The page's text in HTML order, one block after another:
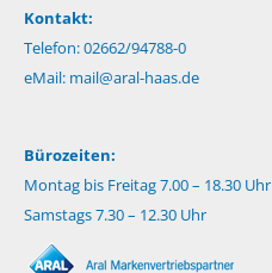
Kontakt:
Telefon: 02662/94788-0
eMail: mail@aral-haas.de
Bürozeiten:
Montag bis Freitag 7.00 – 18.30 Uhr
Samstags 7.30 – 12.30 Uhr